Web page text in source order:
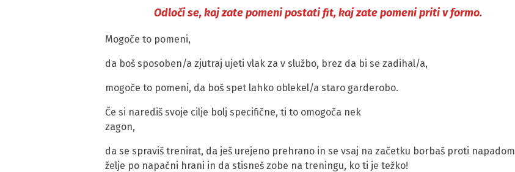
Odloči se, kaj zate pomeni postati fit, kaj zate pomeni priti v formo.
Mogoče to pomeni,
da boš sposoben/a zjutraj ujeti vlak za v službo, brez da bi se zadihal/a,
mogoče to pomeni, da boš spet lahko oblekel/a staro garderobo.
Če si narediš svoje cilje bolj specifične, ti to omogoča nek
zagon,
da se spraviš trenirat, da ješ urejeno prehrano in se vsaj na začetku borbaš proti napadom
želje po napačni hrani in da stisneš zobe na treningu, ko ti je težko!